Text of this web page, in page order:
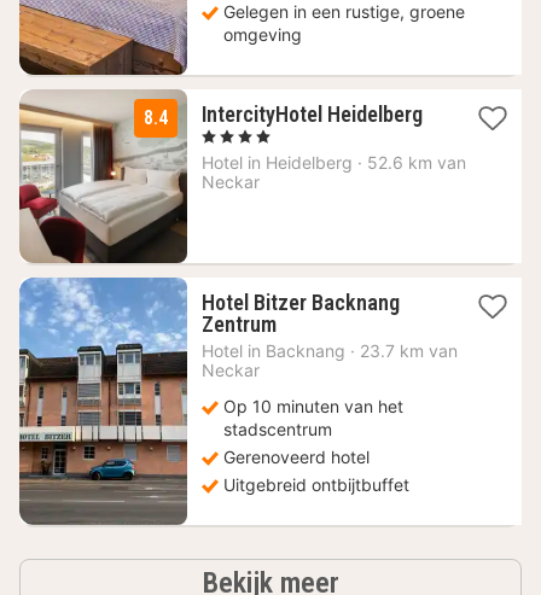
Gelegen in een rustige, groene
omgeving
8.4 IntercityHotel Heidelberg1
vanaf
, 4 Sterren
Hotel in Heidelberg · 52.6 km van
Neckar
Hotel Bitzer Backnang
Zentrum1
nacht
€
Hotel in Backnang · 23.7 km van
Neckar
Op 10 minuten van het
stadscentrum
Gerenoveerd hotel
Uitgebreid ontbijtbuffet
Bekijk meerhotels